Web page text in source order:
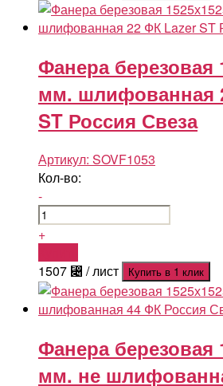
Фанера березовая
мм. шлифованная
ST Россия Свеза
Артикул: SOVF1053
Кол-во:
-
+
1507 ⃄ / лист Купить в 1 клик
Фанера березовая
мм. не